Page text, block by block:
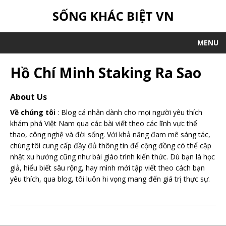
SỐNG KHÁC BIỆT VN
MENU
Hồ Chí Minh Staking Ra Sao
About Us
Về chúng tôi : Blog cá nhân dành cho mọi người yêu thích
khám phá Việt Nam qua các bài viết theo các lĩnh vực thể
thao, công nghệ và đời sống. Với khả năng đam mê sáng tác,
chúng tôi cung cấp đầy đủ thông tin để cộng đồng có thể cập
nhật xu hướng cũng như bài giáo trình kiến thức. Dù bạn là học
giả, hiểu biết sâu rộng, hay mình mới tập viết theo cách bạn
yêu thích, qua blog, tôi luôn hi vọng mang đến giá trị thực sự.